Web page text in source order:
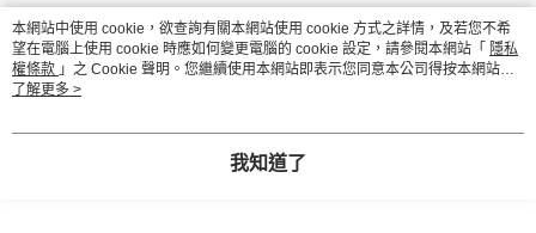
熱門標籤
本網站中使用 cookie，欲查詢有關本網站使用 cookie 方式之詳情，及若您不希
望在電腦上使用 cookie 時應如何變更電腦的 cookie 設定，請參閱本網站「 隱私
權條款 」之 Cookie 聲明。您繼續使用本網站即表示您同意本公司得按本網站使
用條款之 Cookie 聲明使用 cookie。
了解更多 >
我知道了